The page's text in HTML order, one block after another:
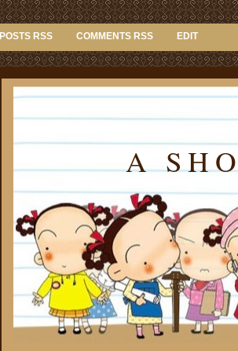
POSTS RSS COMMENTS RSS EDIT
A